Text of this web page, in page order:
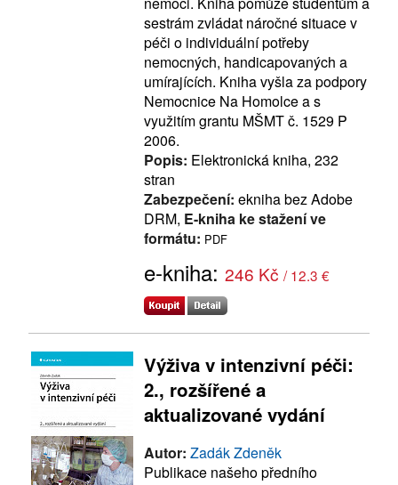
sestrám zvládat náročné situace v
péči o individuální potřeby
nemocných, handicapovaných a
umírajících. Kniha vyšla za podpory
Nemocnice Na Homolce a s
využitím grantu MŠMT č. 1529 P
2006.
Popis: Elektronická kniha, 232
stran
Zabezpečení: ekniha bez Adobe
DRM, E-kniha ke stažení ve
formátu: PDF
e-kniha: 246 Kč / 12.3 €
Výživa v intenzivní péči:
2., rozšířené a
aktualizované vydání
Autor: Zadák Zdeněk
Publikace našeho předního